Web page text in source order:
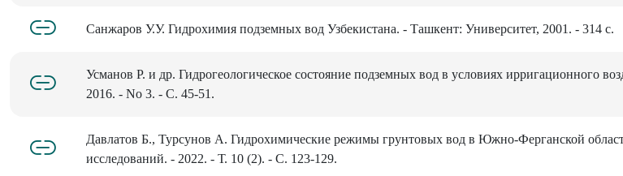
Санжаров У.У. Гидрохимия подземных вод Узбекистана. - Ташкент: Университет, 2001. - 314 с.
Усманов Р. и др. Гидрогеологическое состояние подземных вод в условиях ирригационного
2016. - No 3. - С. 45-51.
Давлатов Б., Турсунов А. Гидрохимические режимы грунтовых вод в Южно-Ферганской
исследований. - 2022. - Т. 10 (2). - С. 123-129.